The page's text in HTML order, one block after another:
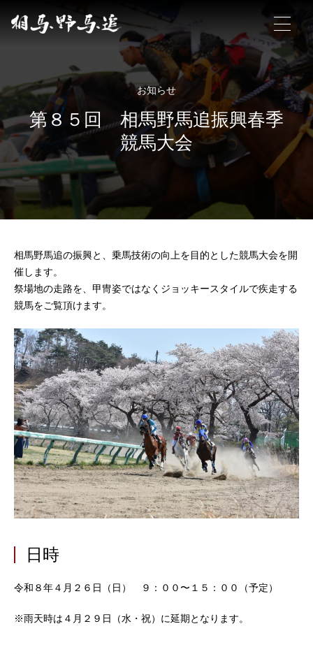
相馬野馬追について
相馬野馬追の概要
お作法
よくあるご質問
アクセス
スケジュール
お知らせ
観覧チケットの購入
ご支援のお願い
お知らせ
第８５回 相馬野馬追振興春季
競馬大会
相馬野馬追の振興と、乗馬技術の向上を目的とした競馬大会を開
催します。
祭場地の走路を、甲冑姿ではなくジョッキースタイルで疾走する
競馬をご覧頂けます。
日時
令和８年４月２６日（日） ９：００〜１５：００（予定）
※雨天時は４月２９日（水・祝）に延期となります。